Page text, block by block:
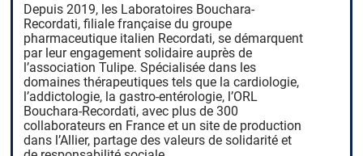
Depuis 2019, les Laboratoires Bouchara-
Recordati, filiale française du groupe
pharmaceutique italien Recordati, se démarquent
par leur engagement solidaire auprès de
l’association Tulipe. Spécialisée dans les
domaines thérapeutiques tels que la cardiologie,
l’addictologie, la gastro-entérologie, l’ORL
Bouchara-Recordati, avec plus de 300
collaborateurs en France et un site de production
dans l’Allier, partage des valeurs de solidarité et